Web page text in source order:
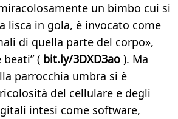
un bimbo cui si
lisca in gola, è invocato come
di quella parte del corpo»,
beati” ( bit.ly/3DXD3ao ). Ma
parrocchia umbra si è
del cellulare e degli
intesi come software,